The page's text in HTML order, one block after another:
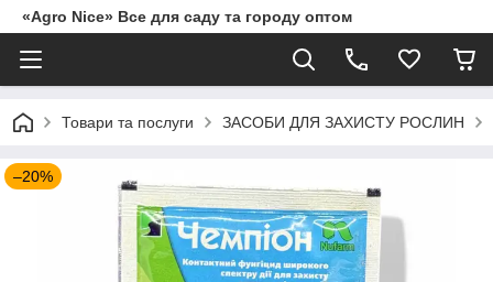
«Agro Nice» Все для саду та городу оптом
Товари та послуги ЗАСОБИ ДЛЯ ЗАХИСТУ РОСЛИН
–20%